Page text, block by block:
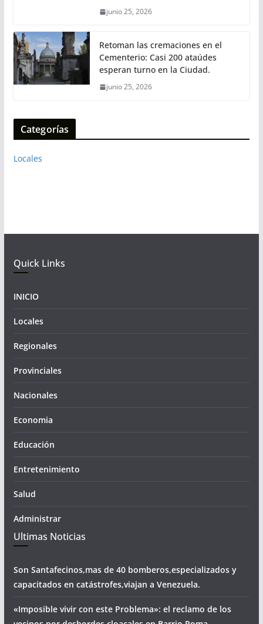
junio 25, 2026
Retoman las cremaciones en el
Cementerio: Casi 200 ataúdes
esperan turno en la Ciudad.
junio 25, 2026
Categorías
Locales
Quick Links
INICIO
Locales
Regionales
Provinciales
Nacionales
Economia
Educación
Entretenimiento
Salud
Administrar
Ultimas Noticias
Son Santafecinos,mas de 40 bomberos,especializados y
capacitados en catástrofes,viajan a Venezuela.
«Imposible vivir con este Problema»: el reclamo de los